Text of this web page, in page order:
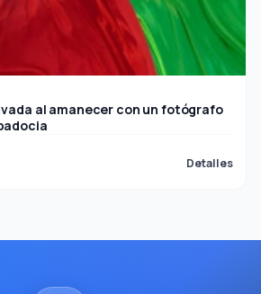
al amanecer con un fotógrafo
Detalles